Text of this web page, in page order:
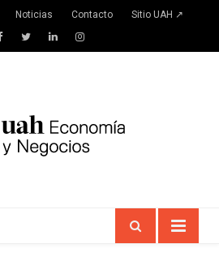
Noticias Contacto Sitio UAH ↗
FacebookTwitterLinkedInInstagram